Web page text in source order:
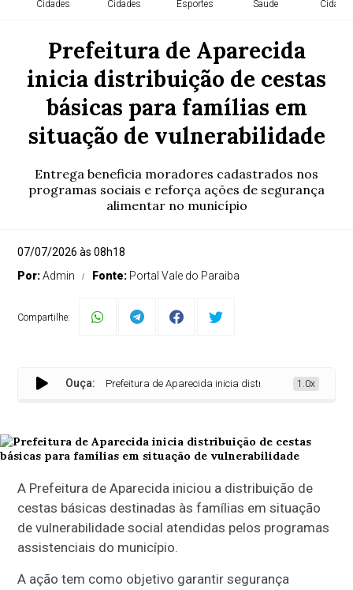
Cidades Cidades Esportes Saude Cidades
Prefeitura de Aparecida
inicia distribuição de cestas
básicas para famílias em
situação de vulnerabilidade
Entrega beneficia moradores cadastrados nos
programas sociais e reforça ações de segurança
alimentar no município
07/07/2026 às 08h18
Por:Admin Fonte: Portal Vale do Paraiba
Compartilhe:
Ouça:Prefeitura de Aparecida inicia distribuição de cestas
1.0x
A Prefeitura de Aparecida iniciou a distribuição de
cestas básicas destinadas às famílias em situação
de vulnerabilidade social atendidas pelos programas
assistenciais do município.
A ação tem como objetivo garantir segurança